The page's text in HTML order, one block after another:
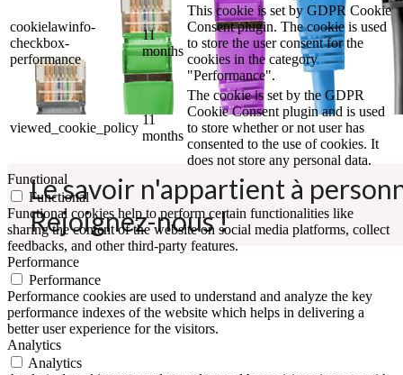
Le savoir n'appartient à
Rejoignez-nous !
cookielawinfo-
checkbox-
performance
11
months
This cookie is set by GDPR Cookie
Consent plugin. The cookie is used
to store the user consent for the
cookies in the category
"Performance".
viewed_cookie_policy
11
months
The cookie is set by the GDPR
Cookie Consent plugin and is used
to store whether or not user has
consented to the use of cookies. It
does not store any personal data.
Functional
Functional
Functional cookies help to perform certain functionalities like
sharing the content of the website on social media platforms, collect
feedbacks, and other third-party features.
Performance
Performance
Performance cookies are used to understand and analyze the key
performance indexes of the website which helps in delivering a
better user experience for the visitors.
Analytics
Analytics